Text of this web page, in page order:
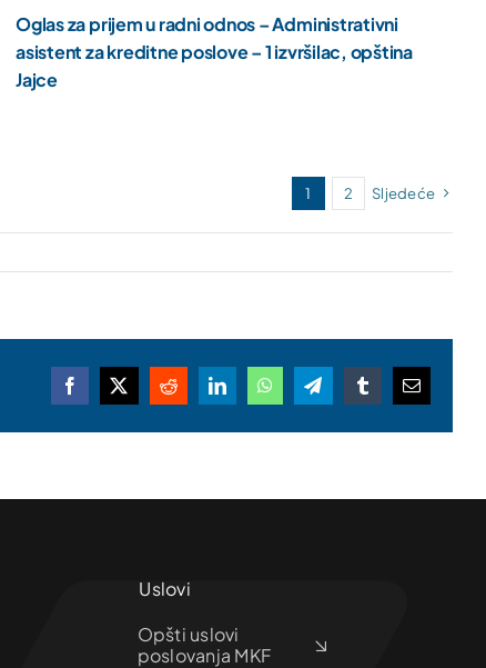
Oglas za prijem u radni odnos – Administrativni
asistent za kreditne poslove – 1 izvršilac, opština
Jajce
1 2 Sljedeće
Facebook
X RedditLinkedInWhatsAppTelegramTumblrEmail
Uslovi
Opšti uslovi
poslovanja MKF